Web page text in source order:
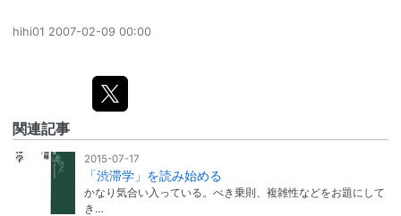
hihi01 2007-02-09 00:00
関連記事
2015-07-17
「渋滞学」を読み始める
かなり気合い入っている。べき乗則、複雑性などをお題にして
き…